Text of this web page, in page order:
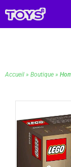
Accueil » Boutique »